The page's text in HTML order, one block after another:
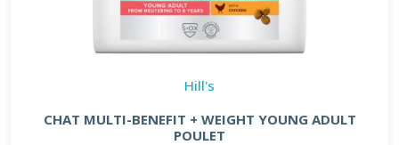
Hill's
CHAT MULTI-BENEFIT + WEIGHT YOUNG ADULT
POULET